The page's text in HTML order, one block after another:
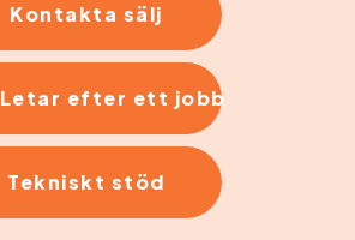
Kontakta sälj
Letar efter ett jobb
Tekniskt stöd